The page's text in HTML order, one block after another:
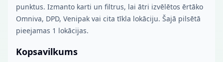
punktus. Izmanto karti un filtrus, lai ātri izvēlētos ērtāko
Omniva, DPD, Venipak vai cita tīkla lokāciju. Šajā pilsētā
pieejamas 1 lokācijas.
Kopsavilkums